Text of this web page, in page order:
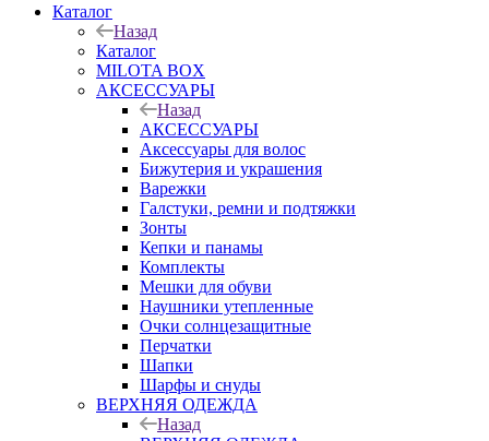
Каталог
Назад
Каталог
MILOTA BOX
АКСЕССУАРЫ
Назад
АКСЕССУАРЫ
Аксессуары для волос
Бижутерия и украшения
Варежки
Галстуки, ремни и подтяжки
Зонты
Кепки и панамы
Комплекты
Мешки для обуви
Наушники утепленные
Очки солнцезащитные
Перчатки
Шапки
Шарфы и снуды
ВЕРХНЯЯ ОДЕЖДА
Назад